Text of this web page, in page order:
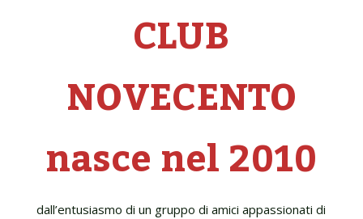
CLUB
NOVECENTO
nasce nel 2010
dall’entusiasmo di un gruppo di amici appassionati di